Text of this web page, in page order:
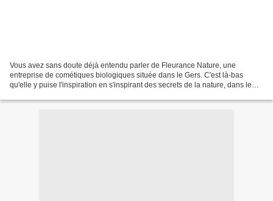
Vous avez sans doute déjà entendu parler de Fleurance Nature, une
entreprise de cométiques biologiques située dans le Gers. C'est là-bas
qu'elle y puise l'inspiration en s'inspirant des secrets de la nature, dans le